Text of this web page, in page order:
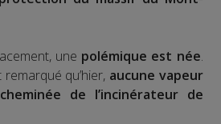
une polémique est née.
qu’hier, aucune vapeur
de l’incinérateur de